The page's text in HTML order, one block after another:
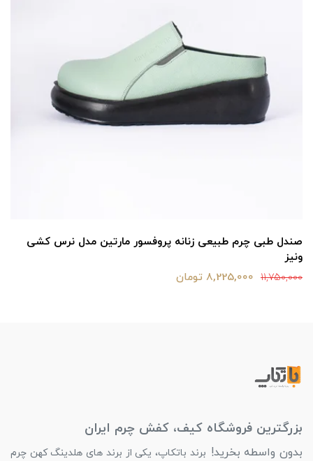
صندل طبی چرم طبیعی زنانه پروفسور مارتین مدل نرس کشی
ونیز
11,750,000 8,225,000 تومان
بزرگترین فروشگاه کیف، کفش چرم ایران
بدون واسطه بخرید! برند باتکاپ، یکی از برند های هلدینگ کهن چرم